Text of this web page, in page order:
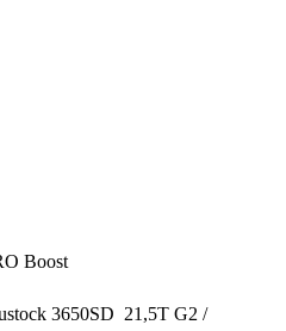
Boost
3650SD 21,5T G2 /